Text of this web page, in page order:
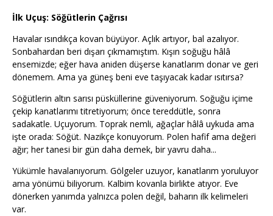
İlk Uçuş: Söğütlerin Çağrısı
Havalar ısındıkça kovan büyüyor. Açlık artıyor, bal azalıyor.
Sonbahardan beri dışarı çıkmamıştım. Kışın soğuğu hâlâ
ensemizde; eğer hava aniden düşerse kanatlarım donar ve geri
dönemem. Ama ya güneş beni eve taşıyacak kadar ısıtırsa?
Söğütlerin altın sarısı püsküllerine güveniyorum. Soğuğu içime
çekip kanatlarımı titretiyorum; önce tereddütle, sonra
sadakatle. Uçuyorum. Toprak nemli, ağaçlar hâlâ uykuda ama
işte orada: Söğüt. Nazikçe konuyorum. Polen hafif ama değeri
ağır; her tanesi bir gün daha demek, bir yavru daha...
Yükümle havalanıyorum. Gölgeler uzuyor, kanatlarım yoruluyor
ama yönümü biliyorum. Kalbim kovanla birlikte atıyor. Eve
dönerken yanımda yalnızca polen değil, baharın ilk kelimeleri
var.